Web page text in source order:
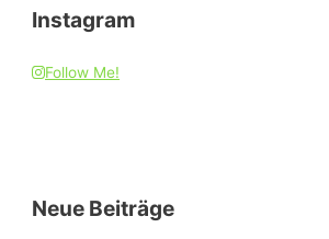
Instagram
Follow Me!
Neue Beiträge